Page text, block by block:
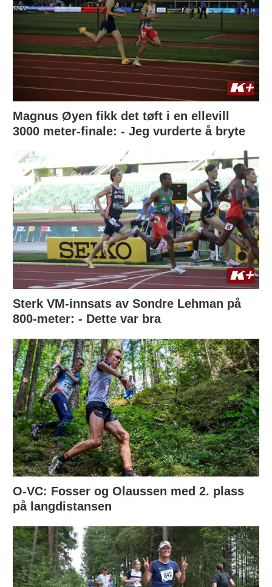
Magnus Øyen fikk det tøft i en ellevill
3000 meter-finale: - Jeg vurderte å bryte
Sterk VM-innsats av Sondre Lehman på
800-meter: - Dette var bra
O-VC: Fosser og Olaussen med 2. plass
på langdistansen